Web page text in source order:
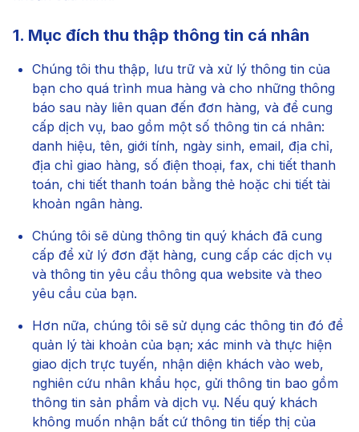
1. Mục đích thu thập thông tin cá nhân
Chúng tôi thu thập, lưu trữ và xử lý thông tin của
bạn cho quá trình mua hàng và cho những thông
báo sau này liên quan đến đơn hàng, và để cung
cấp dịch vụ, bao gồm một số thông tin cá nhân:
danh hiệu, tên, giới tính, ngày sinh, email, địa chỉ,
địa chỉ giao hàng, số điện thoại, fax, chi tiết thanh
toán, chi tiết thanh toán bằng thẻ hoặc chi tiết tài
khoản ngân hàng.
Chúng tôi sẽ dùng thông tin quý khách đã cung
cấp để xử lý đơn đặt hàng, cung cấp các dịch vụ
và thông tin yêu cầu thông qua website và theo
yêu cầu của bạn.
Hơn nữa, chúng tôi sẽ sử dụng các thông tin đó để
quản lý tài khoản của bạn; xác minh và thực hiện
giao dịch trực tuyến, nhận diện khách vào web,
nghiên cứu nhân khẩu học, gửi thông tin bao gồm
thông tin sản phẩm và dịch vụ. Nếu quý khách
không muốn nhận bất cứ thông tin tiếp thị của